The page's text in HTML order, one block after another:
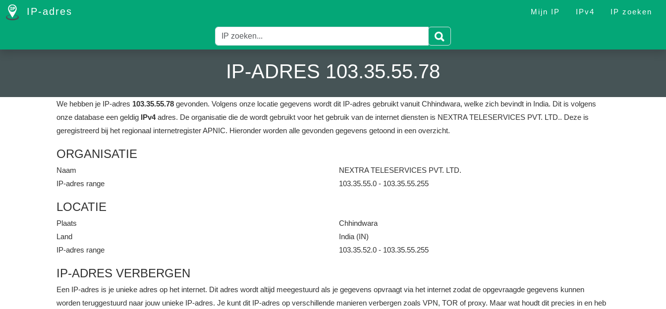
IP-adres Mijn IP IPv4 IP zoeken
IP-ADRES 103.35.55.78
We hebben je IP-adres 103.35.55.78 gevonden. Volgens onze locatie gegevens wordt dit IP-adres gebruikt vanuit Chhindwara, welke zich bevindt in India. Dit is volgens
onze database een geldig IPv4adres. De organisatie die de wordt gebruikt voor het gebruik van de internet diensten is NEXTRA TELESERVICES PVT. LTD.. Deze is
geregistreerd bij het regionaal internetregister APNIC. Hieronder worden alle gevonden gegevens getoond in een overzicht.
ORGANISATIE
Naam
NEXTRA TELESERVICES PVT. LTD.
IP-adres range
103.35.55.0 - 103.35.55.255
LOCATIE
Plaats
Chhindwara
Land
India (IN)
IP-adres range
103.35.52.0 - 103.35.55.255
IP-ADRES VERBERGEN
Een IP-adres is je unieke adres op het internet. Dit adres wordt altijd meegestuurd als je gegevens opvraagt via het internet zodat de opgevraagde gegevens kunnen
worden teruggestuurd naar jouw unieke IP-adres. Je kunt dit IP-adres op verschillende manieren verbergen zoals VPN, TOR of proxy. Maar wat houdt dit precies in en heb